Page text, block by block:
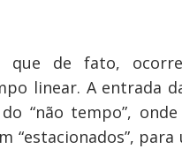
que de fato,
linear. A entrada
“não tempo”,
“estacionados”,